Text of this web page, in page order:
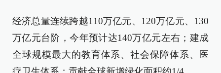
经济总量连续跨越110万亿元、120万亿元、130
万亿元台阶，今年预计达140万亿元左右；建成
全球规模最大的教育体系、社会保障体系、医